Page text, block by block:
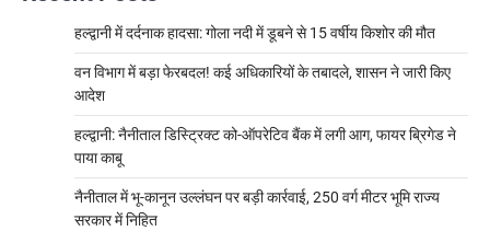
हल्द्वानी में दर्दनाक हादसा: गोला नदी में डूबने से 15 वर्षीय किशोर की मौत
वन विभाग में बड़ा फेरबदल! कई अधिकारियों के तबादले, शासन ने जारी किए
आदेश
हल्द्वानी: नैनीताल डिस्ट्रिक्ट को-ऑपरेटिव बैंक में लगी आग, फायर ब्रिगेड ने
पाया काबू
नैनीताल में भू-कानून उल्लंघन पर बड़ी कार्रवाई, 250 वर्ग मीटर भूमि राज्य
सरकार में निहित